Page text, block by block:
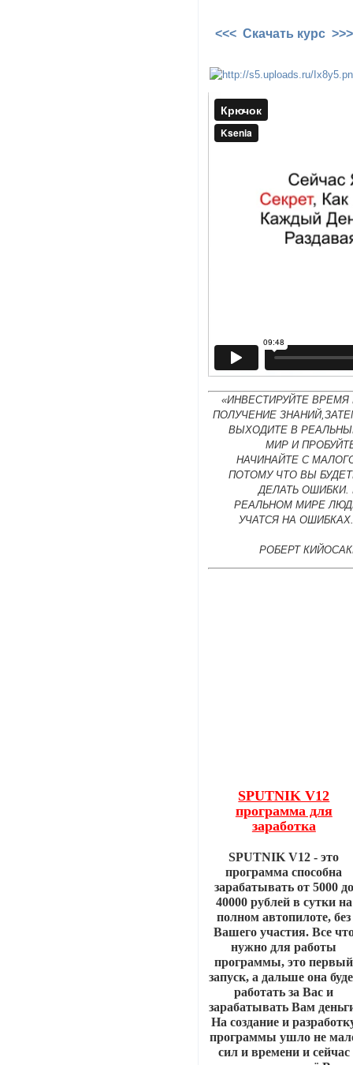
<<< Скачать курс >>>
«ИНВЕСТИРУЙТЕ ВРЕМЯ
ПОЛУЧЕНИЕ
ВЫХОДИТЕ В
МИР И
НАЧИНАЙТЕ С
ПОТОМУ ЧТО ВЫ
ДЕЛАТЬ ОШИБКИ.
РЕАЛЬНОМ МИРЕ
УЧАТСЯ НА
РОБЕРТ
SPUTNIK V12
программа для
заработка
SPUTNIK V12 - это
программа способна
зарабатывать от 5000 до
40000 рублей в сутки на
полном автопилоте, без
Вашего участия. Все
нужно для работы
программы, это первый
запуск, а дальше она
работать за Вас и
зарабатывать Вам
На создание и
программы ушло не
сил и времени и сейчас